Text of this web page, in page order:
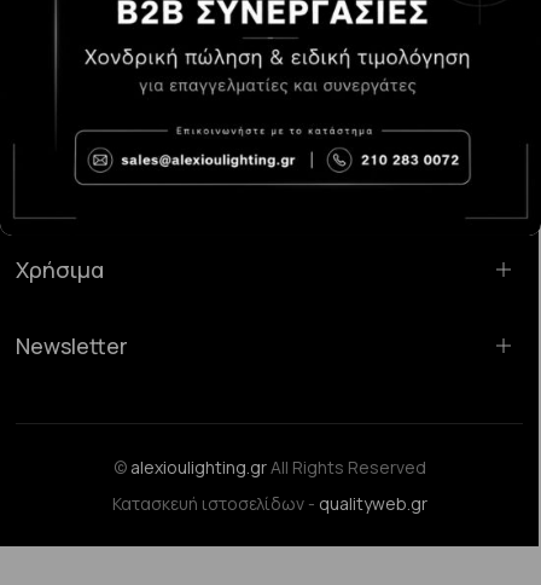
Κατάστημα Χαλάνδρι:Σαρανταπόρου 55, 15232, Χαλάνδρι
sales@alexioulighting.gr
210 283 0072
6983123181
Χρήσιμα
Newsletter
© alexioulighting.grAll Rights Reserved
Κατασκευή ιστοσελίδων - qualityweb.gr